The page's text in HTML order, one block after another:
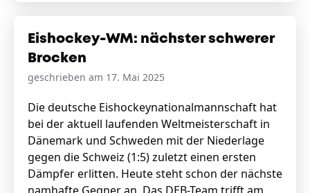
Eishockey-WM: nächster schwerer
Brocken
geschrieben am 17. Mai 2025
Die deutsche Eishockeynationalmannschaft hat
bei der aktuell laufenden Weltmeisterschaft in
Dänemark und Schweden mit der Niederlage
gegen die Schweiz (1:5) zuletzt einen ersten
Dämpfer erlitten. Heute steht schon der nächste